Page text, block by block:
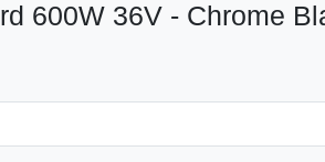
600W 36V - Chrome